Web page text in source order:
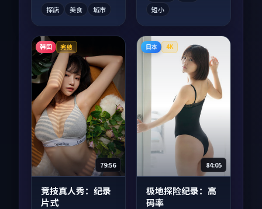
探店 美食 城市
短小
韩国 完结
79:56
竞技真人秀：纪录
片式
日本 4K
84:05
极地探险纪录：高
码率